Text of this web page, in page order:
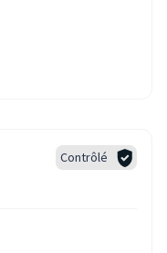
Contrôlé